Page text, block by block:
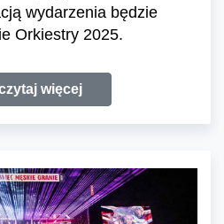
wydarzenia będzie
Orkiestry 2025.
więcej